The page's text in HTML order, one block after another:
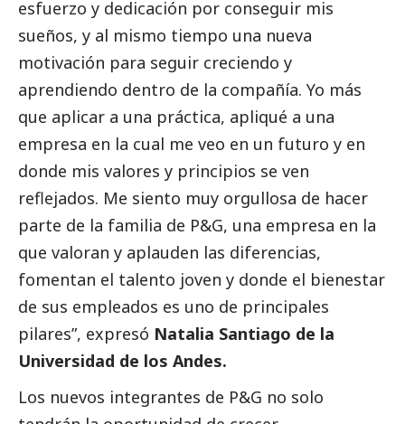
esfuerzo y dedicación por conseguir mis
sueños, y al mismo tiempo una nueva
motivación para seguir creciendo y
aprendiendo dentro de la compañía. Yo más
que aplicar a una práctica, apliqué a una
empresa en la cual me veo en un futuro y en
donde mis valores y principios se ven
reflejados. Me siento muy orgullosa de hacer
parte de la familia de P&G, una empresa en la
que valoran y aplauden las diferencias,
fomentan el talento joven y donde el bienestar
de sus empleados es uno de principales
pilares”, expresó Natalia Santiago de la
Universidad de los Andes.
Los nuevos integrantes de P&G no solo